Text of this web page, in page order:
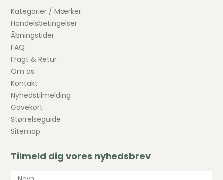
Kategorier / Mærker
Handelsbetingelser
Åbningstider
FAQ
Fragt & Retur
Om os
Kontakt
Nyhedstilmelding
Gavekort
Størrelseguide
Sitemap
Tilmeld dig vores nyhedsbrev